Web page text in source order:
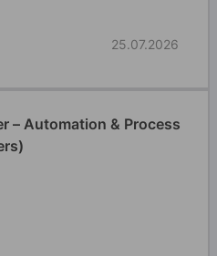
25.07.2026
– Automation & Process